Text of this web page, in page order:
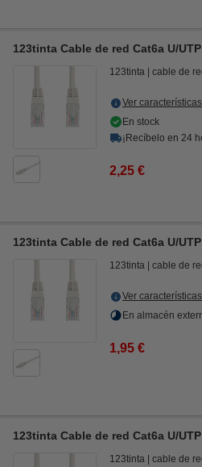
123tinta Cable de red Cat6a U/
123tinta cable de
Ver
En stock
¡Recíbelo en 24
2,25 €
123tinta Cable de red Cat6a U/
123tinta cable de
Ver
En almacén
1,95 €
123tinta Cable de red Cat6a U/
123tinta cable de